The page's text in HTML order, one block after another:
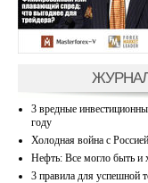
3 вредные
году
Холодная война с
Нефть: Все могло быть
3 правила для успешной